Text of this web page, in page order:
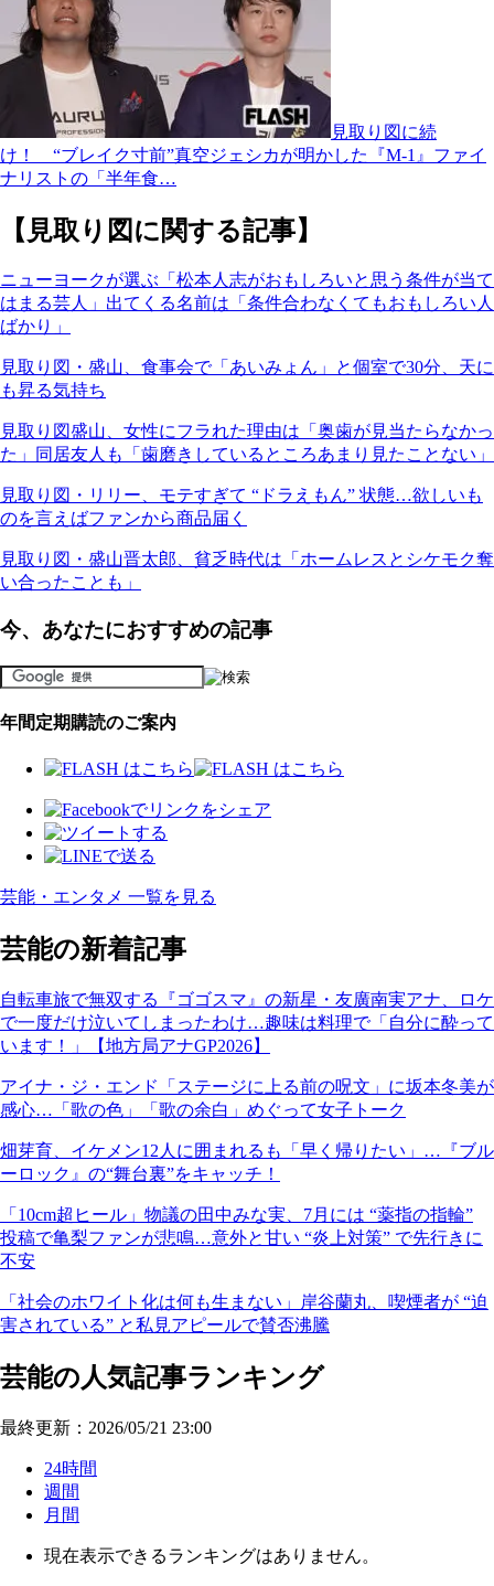
見取り図に続
け！ “ブレイク寸前”真空ジェシカが明かした『M-1』ファイ
ナリストの「半年食…
【見取り図に関する記事】
ニューヨークが選ぶ「松本人志がおもしろいと思う条件が当て
はまる芸人」出てくる名前は「条件合わなくてもおもしろい人
ばかり」
見取り図・盛山、食事会で「あいみょん」と個室で30分、天に
も昇る気持ち
見取り図盛山、女性にフラれた理由は「奥歯が見当たらなかっ
た」同居友人も「歯磨きしているところあまり見たことない」
見取り図・リリー、モテすぎて “ドラえもん” 状態…欲しいも
のを言えばファンから商品届く
見取り図・盛山晋太郎、貧乏時代は「ホームレスとシケモク奪
い合ったことも」
今、あなたにおすすめの記事
年間定期購読のご案内
芸能・エンタメ 一覧を見る
芸能の新着記事
自転車旅で無双する『ゴゴスマ』の新星・友廣南実アナ、ロケ
で一度だけ泣いてしまったわけ…趣味は料理で「自分に酔って
います！」【地方局アナGP2026】
アイナ・ジ・エンド「ステージに上る前の呪文」に坂本冬美が
感心…「歌の色」「歌の余白」めぐって女子トーク
畑芽育、イケメン12人に囲まれるも「早く帰りたい」…『ブル
ーロック』の“舞台裏”をキャッチ！
「10cm超ヒール」物議の田中みな実、7月には “薬指の指輪”
投稿で亀梨ファンが悲鳴…意外と甘い “炎上対策” で先行きに
不安
「社会のホワイト化は何も生まない」岸谷蘭丸、喫煙者が “迫
害されている” と私見アピールで賛否沸騰
芸能の人気記事ランキング
最終更新：2026/05/21 23:00
24時間
週間
月間
現在表示できるランキングはありません。